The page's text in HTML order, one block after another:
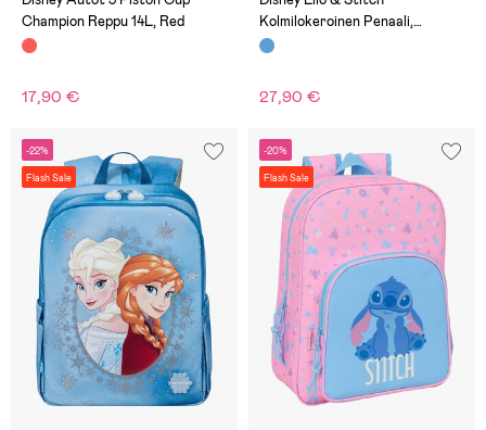
Champion Reppu 14L, Red
17,90 €
Kolmilokeroinen Penaali,
Vaaleansininen
27,90 €
-22%
Flash Sale
-20%
Flash Sale